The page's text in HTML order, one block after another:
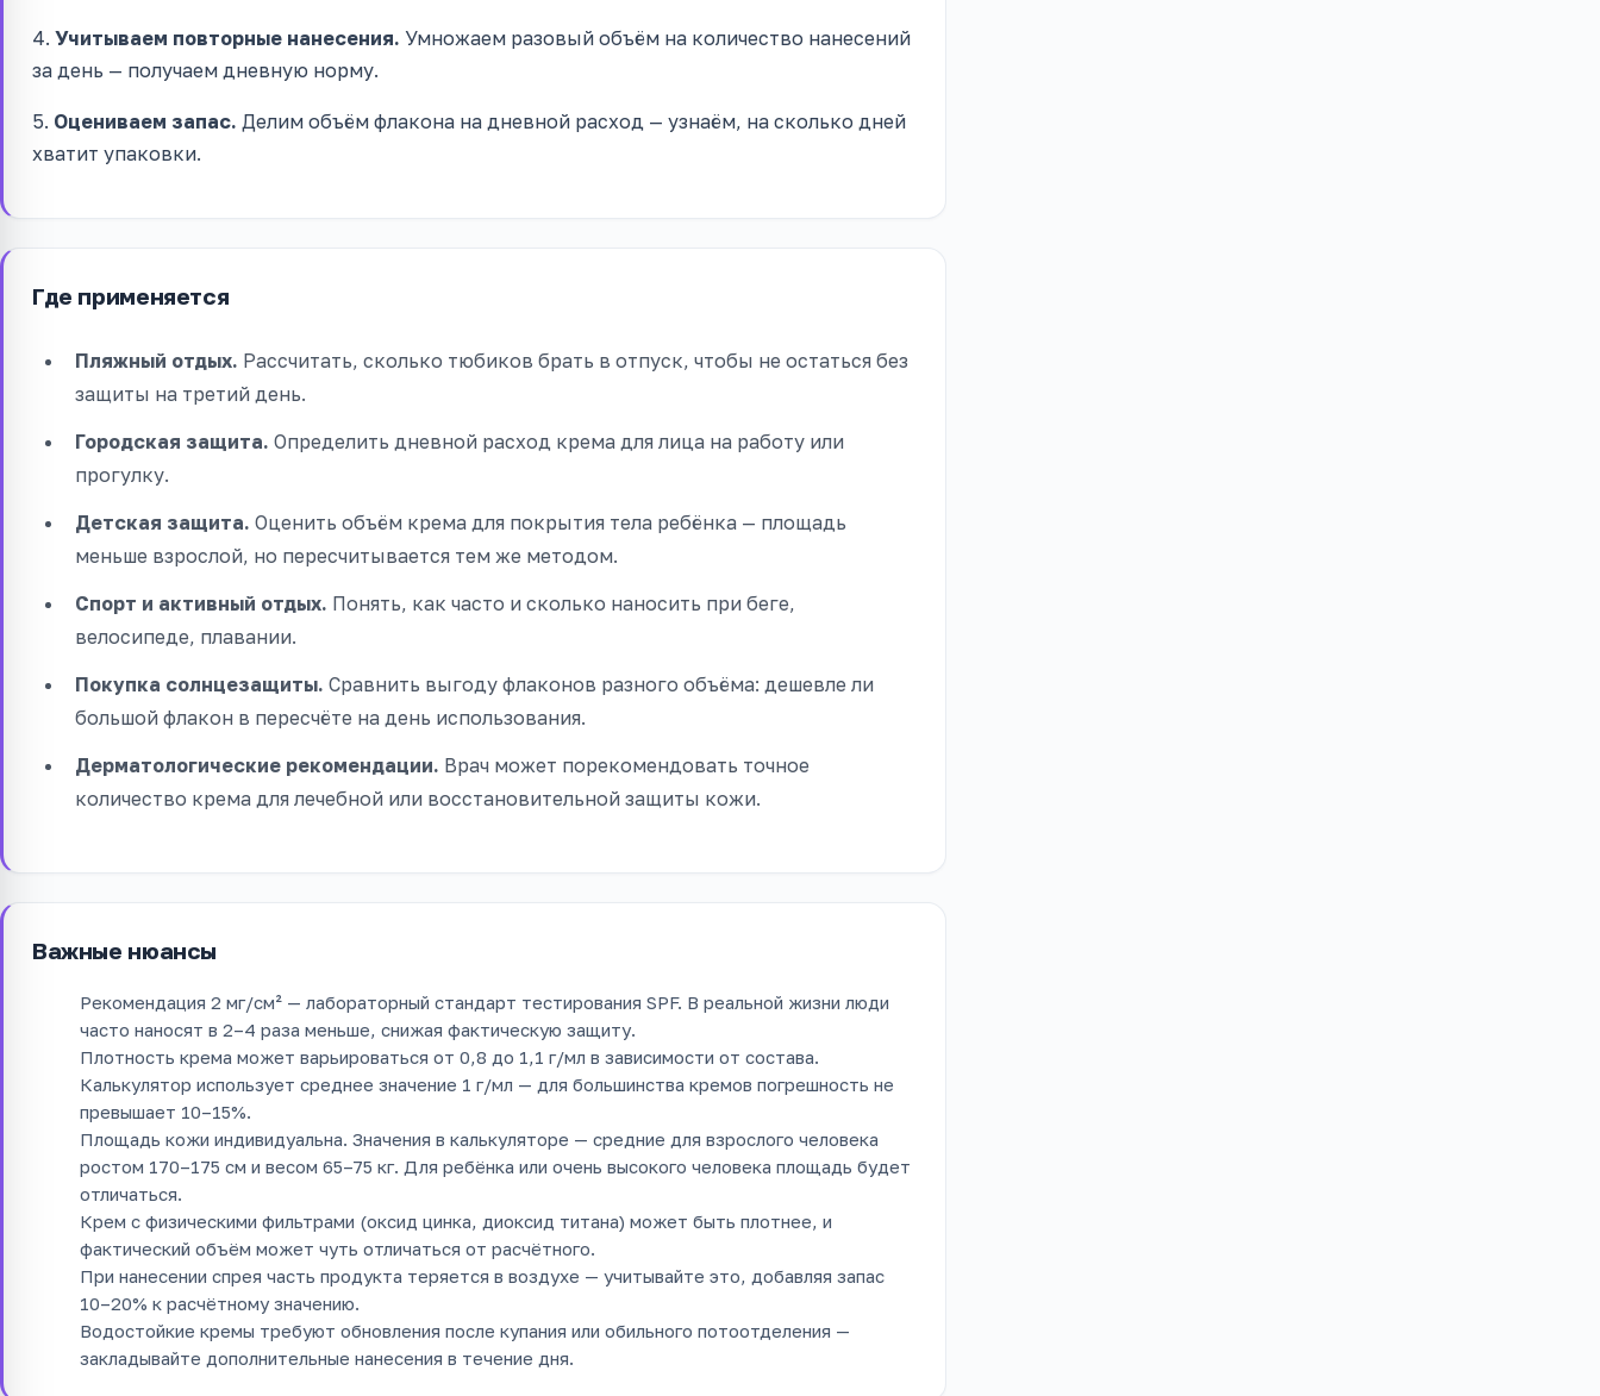
4. Учитываем повторные нанесения. Умножаем разовый объём на количество нанесений
за день — получаем дневную норму.
5. Оцениваем запас. Делим объём флакона на дневной расход — узнаём, на сколько дней
хватит упаковки.
Где применяется
Пляжный отдых. Рассчитать, сколько тюбиков брать в отпуск, чтобы не остаться без
защиты на третий день.
Городская защита. Определить дневной расход крема для лица на работу или
прогулку.
Детская защита. Оценить объём крема для покрытия тела ребёнка — площадь
меньше взрослой, но пересчитывается тем же методом.
Спорт и активный отдых. Понять, как часто и сколько наносить при беге,
велосипеде, плавании.
Покупка солнцезащиты. Сравнить выгоду флаконов разного объёма: дешевле ли
большой флакон в пересчёте на день использования.
Дерматологические рекомендации. Врач может порекомендовать точное
количество крема для лечебной или восстановительной защиты кожи.
Важные нюансы
Рекомендация 2 мг/см² — лабораторный стандарт тестирования SPF. В реальной жизни люди
часто наносят в 2–4 раза меньше, снижая фактическую защиту.
Плотность крема может варьироваться от 0,8 до 1,1 г/мл в зависимости от состава.
Калькулятор использует среднее значение 1 г/мл — для большинства кремов погрешность не
превышает 10–15%.
Площадь кожи индивидуальна. Значения в калькуляторе — средние для взрослого человека
ростом 170–175 см и весом 65–75 кг. Для ребёнка или очень высокого человека площадь будет
отличаться.
Крем с физическими фильтрами (оксид цинка, диоксид титана) может быть плотнее, и
фактический объём может чуть отличаться от расчётного.
При нанесении спрея часть продукта теряется в воздухе — учитывайте это, добавляя запас
10–20% к расчётному значению.
Водостойкие кремы требуют обновления после купания или обильного потоотделения —
закладывайте дополнительные нанесения в течение дня.